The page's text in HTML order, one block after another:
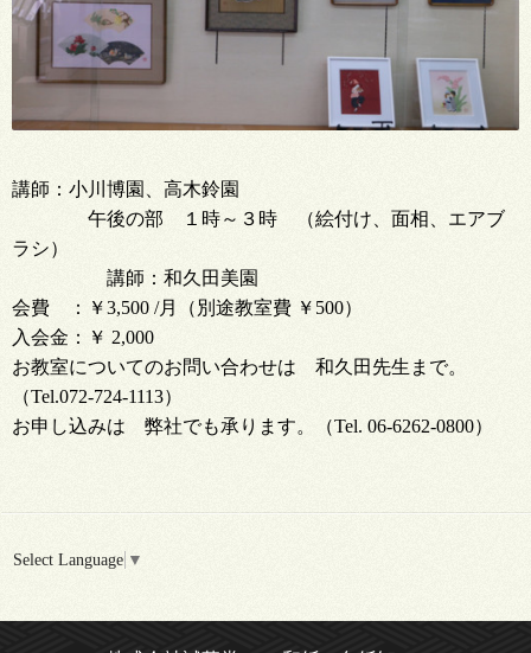
講師：小川博園、高木鈴園
午後の部 １時～３時 （絵付け、面相、エアブ
ラシ）
講師：和久田美園
会費 ：￥3,500 /月（別途教室費 ￥500）
入会金：￥ 2,000
お教室についてのお問い合わせは 和久田先生まで。
（Tel.072-724-1113）
お申し込みは 弊社でも承ります。（Tel. 06-6262-0800）
Select Language ▼